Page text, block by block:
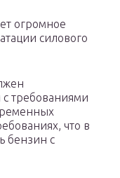
огромное
силового
с требованиями
что в
бензин с